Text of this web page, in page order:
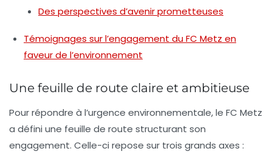
Des perspectives d’avenir prometteuses
Témoignages sur l’engagement du FC Metz en
faveur de l’environnement
Une feuille de route claire et ambitieuse
Pour répondre à l’urgence environnementale, le FC Metz
a défini une feuille de route structurant son
engagement. Celle-ci repose sur trois grands axes :